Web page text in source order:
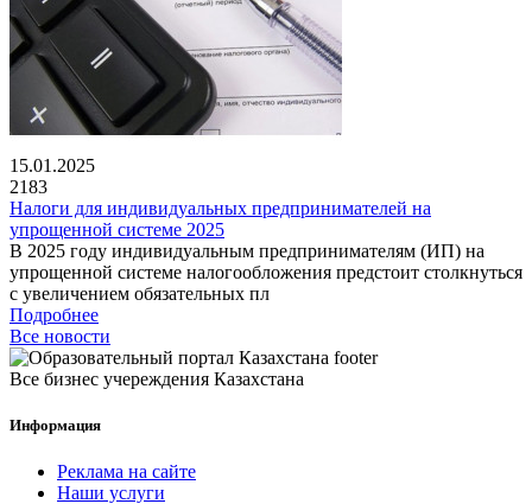
15.01.2025
2183
Налоги для индивидуальных предпринимателей на
упрощенной системе 2025
В 2025 году индивидуальным предпринимателям (ИП) на
упрощенной системе налогообложения предстоит столкнуться
с увеличением обязательных пл
Подробнее
Все новости
Все бизнес учереждения Казахстана
Информация
Реклама на сайте
Наши услуги